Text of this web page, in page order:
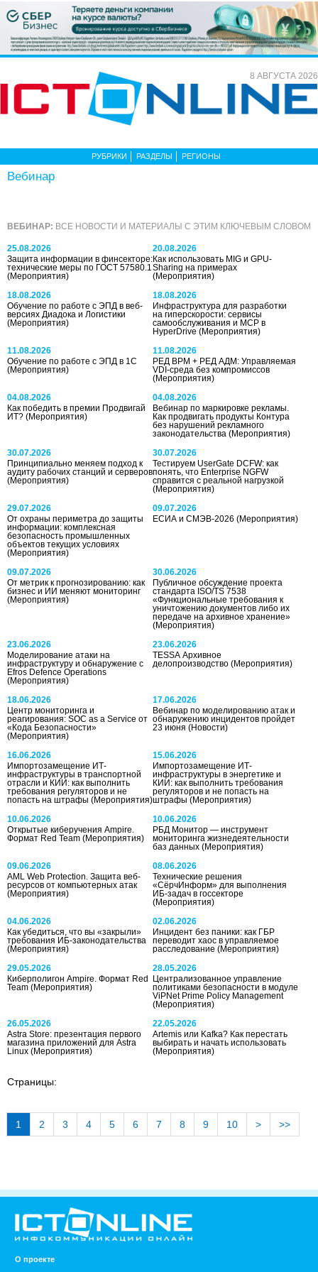
8 АВГУСТА 2026
РУБРИКИ РАЗДЕЛЫ РЕГИОНЫ
Вебинар
ВЕБИНАР: ВСЕ НОВОСТИ И МАТЕРИАЛЫ С ЭТИМ КЛЮЧЕВЫМ СЛОВОМ
25.08.2026
Защита информации в финсекторе:
технические меры по ГОСТ 57580.1
(Мероприятия)
20.08.2026
Как использовать MIG и GPU-
Sharing на примерах
(Мероприятия)
18.08.2026
Обучение по работе с ЭПД в веб-
версиях Диадока и Логистики
(Мероприятия)
18.08.2026
Инфраструктура для разработки
на гиперскорости: сервисы
самообслуживания и MCP в
HyperDrive(Мероприятия)
11.08.2026
Обучение по работе с ЭПД в 1С
(Мероприятия)
11.08.2026
РЕД ВРМ + РЕД АДМ: Управляемая
VDI-среда без компромиссов
(Мероприятия)
04.08.2026
Как победить в премии Продвигай
ИТ? (Мероприятия)
04.08.2026
Вебинар по маркировке рекламы.
Как продвигать продукты Контура
без нарушений рекламного
законодательства(Мероприятия)
30.07.2026
Принципиально меняем подход к
аудиту рабочих станций и серверов
(Мероприятия)
30.07.2026
Тестируем UserGate DCFW: как
понять, что Enterprise NGFW
справится с реальной нагрузкой
(Мероприятия)
29.07.2026
От охраны периметра до защиты
информации: комплексная
безопасность промышленных
объектов текущих условиях
(Мероприятия)
09.07.2026
ЕСИА и СМЭВ‑2026(Мероприятия)
09.07.2026
От метрик к прогнозированию: как
бизнес и ИИ меняют мониторинг
(Мероприятия)
30.06.2026
Публичное обсуждение проекта
стандарта ISO/TS 7538
«Функциональные требования к
уничтожению документов либо их
передаче на архивное хранение»
(Мероприятия)
23.06.2026
Моделирование атаки на
инфраструктуру и обнаружение с
Efros Defence Operations
(Мероприятия)
23.06.2026
TESSA Архивное
делопроизводство(Мероприятия)
18.06.2026
Центр мониторинга и
реагирования: SOC as a Service от
«Кода Безопасности»
(Мероприятия)
17.06.2026
Вебинар по моделированию атак и
обнаружению инцидентов пройдет
23 июня(Новости)
16.06.2026
Импортозамещение ИТ-
инфраструктуры в транспортной
отрасли и КИИ: как выполнить
требования регуляторов и не
попасть на штрафы (Мероприятия)
15.06.2026
Импортозамещение ИТ-
инфраструктуры в энергетике и
КИИ: как выполнить требования
регуляторов и не попасть на
штрафы(Мероприятия)
10.06.2026
Открытые киберучения Ampire.
Формат Red Team (Мероприятия)
10.06.2026
РБД Монитор — инструмент
мониторинга жизнедеятельности
баз данных(Мероприятия)
09.06.2026
AML Web Protection. Защита веб-
ресурсов от компьютерных атак
(Мероприятия)
08.06.2026
Технические решения
«СёрчИнформ» для выполнения
ИБ-задач в госсекторе
(Мероприятия)
04.06.2026
Как убедиться, что вы «закрыли»
требования ИБ-законодательства
(Мероприятия)
02.06.2026
Инцидент без паники: как ГБР
переводит хаос в управляемое
расследование(Мероприятия)
29.05.2026
Киберполигон Ampire. Формат Red
Team (Мероприятия)
28.05.2026
Централизованное управление
политиками безопасности в модуле
ViPNet Prime Policy Management
(Мероприятия)
26.05.2026
Astra Store: презентация первого
магазина приложений для Astra
Linux (Мероприятия)
22.05.2026
Artemis или Kafka? Как перестать
выбирать и начать использовать
(Мероприятия)
Страницы:
1 2 3 4 5 6 7 8 9 10 > >>
О проекте